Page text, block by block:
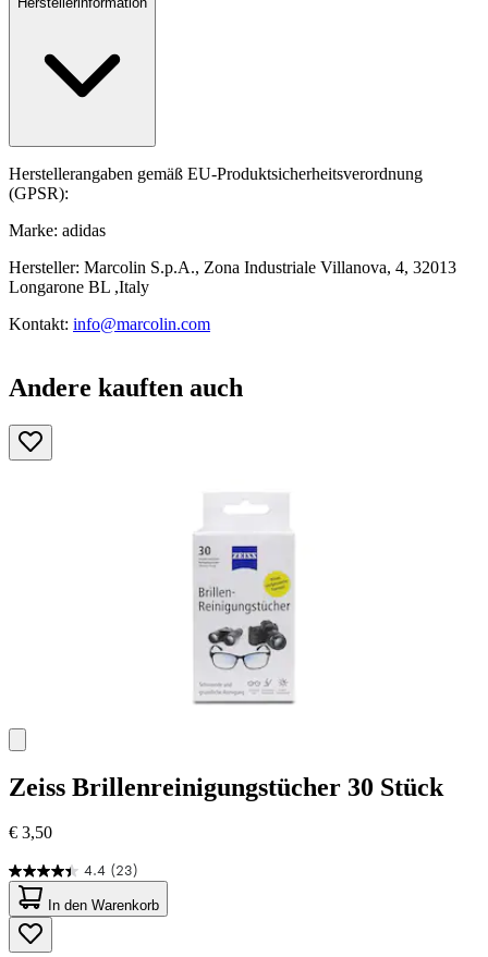
Herstellerangaben gemäß EU-Produktsicherheitsverordnung
(GPSR):
Marke: adidas
Hersteller: Marcolin S.p.A., Zona Industriale Villanova, 4, 32013
Longarone BL ,Italy
Kontakt: info@marcolin.com
Andere kauften auch
Zeiss Brillenreinigungstücher 30 Stück
€ 3,50
4.4 (23)
4.4
von
5
Sternen.
In den Warenkorb